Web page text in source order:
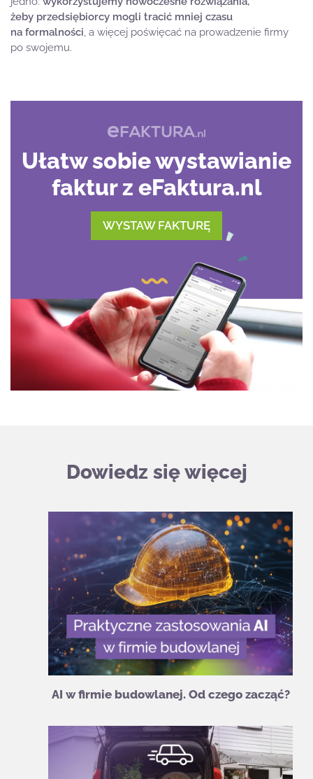
żeby przedsiębiorcy mogli tracić mniej czasu
na formalności, a więcej poświęcać na prowadzenie firmy
po swojemu.
Ułatw sobie wystawianie
faktur z eFaktura.nl
WYSTAW FAKTURĘ
Dowiedz się więcej
AI w firmie budowlanej. Od czego zacząć?